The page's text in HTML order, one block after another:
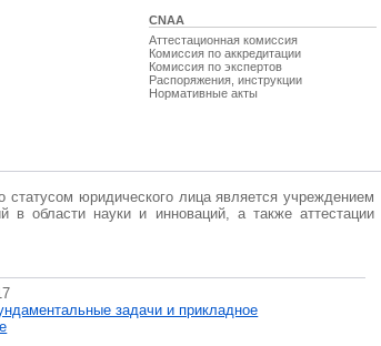
CNAA
Аттестационная комиссия
Комиссия по аккредитации
Комиссия по экспертов
Распоряжения, инструкции
Нормативные акты
юридического лица является учреждением
в области науки и инноваций, а также аттестации
задачи и прикладное